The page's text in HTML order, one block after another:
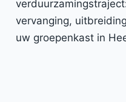
vervanging,
uw groepenkast in